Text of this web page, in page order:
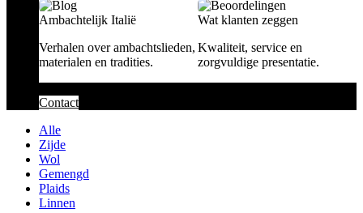
Ambachtelijk Italië
Verhalen over ambachtslieden,
materialen en tradities.
Wat klanten zeggen
Kwaliteit, service en
zorgvuldige presentatie.
Contact
Alle
Zijde
Wol
Gemengd
Plaids
Linnen